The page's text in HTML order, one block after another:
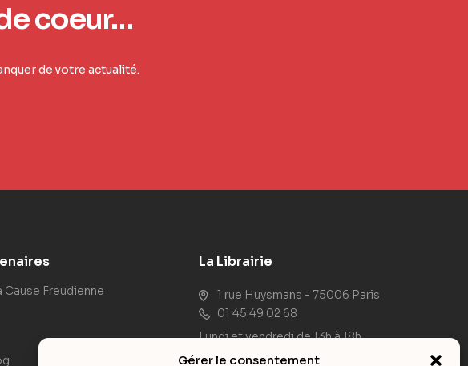
Gérer le consentement
coeur…
de votre actualité.
Cause Freudienne
La Librairie
1 rue Huysmans - 75006 Paris
01 45 49 02 68
Lundi et vendredi de 13h à 18h
Du mardi au jeudi de 10h à 18h